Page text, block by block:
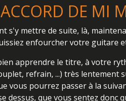
DE MI
s'y mettre de suite, là,
enfourcher votre guitare
apprendre le titre, à votre
refrain, ...) très lentement
vous pourrez passer à la
dessus, que vous sentez